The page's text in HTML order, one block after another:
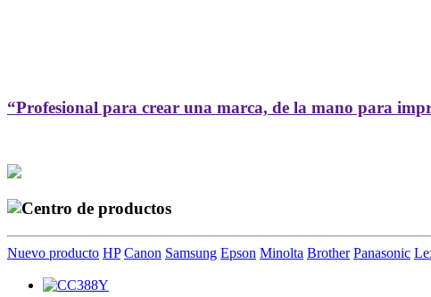
“Profesional para crear una marca, de la mano para
Nuevo producto HP Canon Samsung Epson Minolta Brother Panasonic